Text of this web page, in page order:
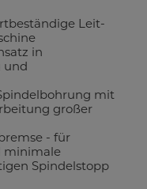
Leit-
in
und
mit
großer
- für
minimale
Spindelstopp